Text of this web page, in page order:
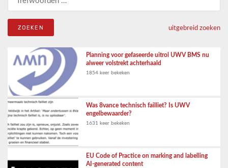
uitgebreid zoeken
Planning voor gefaseerde uitrol UWV BMS nu
alweer volstrekt achterhaald
1854 keer bekeken
Was 8vance technisch failliet? Is UWV
engelbewaarder?
1631 keer bekeken
EU Code of Practice on marking and labelling
AI-generated content